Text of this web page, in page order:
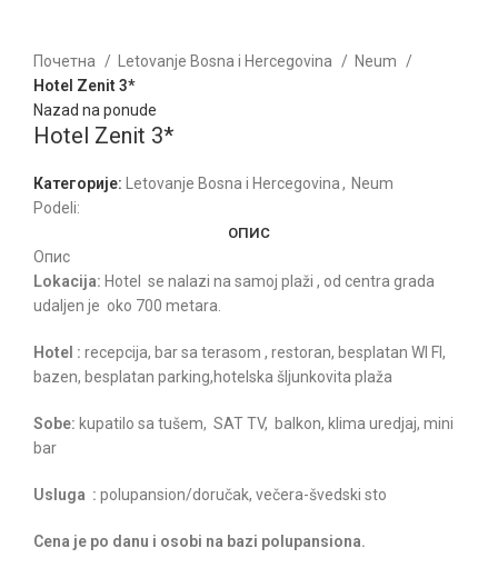
Почетна
Letovanje Bosna i Hercegovina
Neum
Hotel Zenit 3*
Nazad na ponude
Hotel Zenit 3*
Категорије: Letovanje Bosna i Hercegovina, Neum
Podeli:
ОПИС
Опис
Lokacija: Hotel se nalazi na samoj plaži , od centra grada
udaljen je oko 700 metara.
Hotel : recepcija, bar sa terasom , restoran, besplatan WI FI,
bazen, besplatan parking,hotelska šljunkovita plaža
Sobe: kupatilo sa tušem, SAT TV, balkon, klima uredjaj, mini
bar
Usluga : polupansion/doručak, večera-švedski sto
Cena je po danu i osobi na bazi polupansiona.